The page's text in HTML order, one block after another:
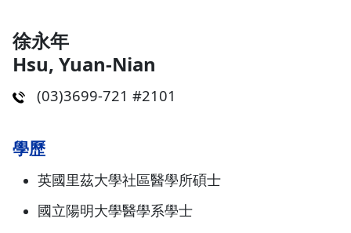
徐永年
Hsu, Yuan-Nian
(03)3699-721 #2101
學歷
英國里茲大學社區醫學所碩士
國立陽明大學醫學系學士